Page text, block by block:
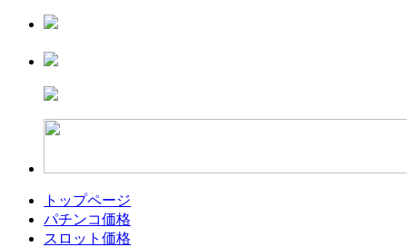
トップページ
パチンコ価格
スロット価格